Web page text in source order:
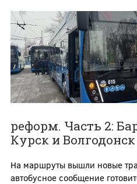
реформ. Часть 2:
Курск и Волгодонск
На маршруты вышли новые
автобусное сообщение